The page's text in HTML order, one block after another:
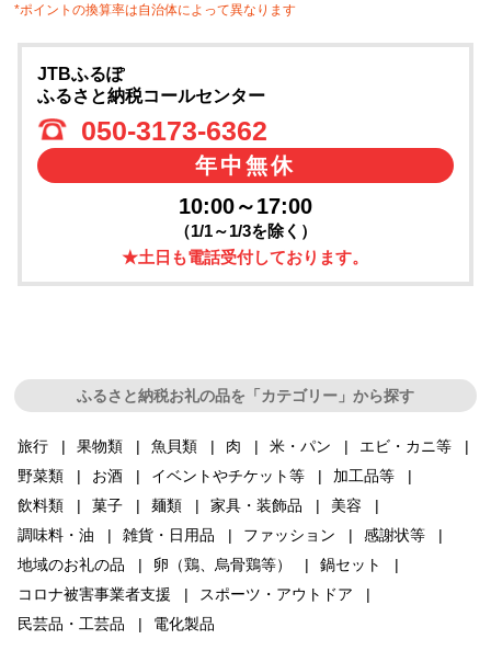
*ポイントの換算率は自治体によって異なります
JTBふるぽ
ふるさと納税コールセンター
050-3173-6362
年中無休
10:00～17:00
（1/1～1/3を除く）
★土日も電話受付しております。
ふるさと納税お礼の品を「カテゴリー」から探す
旅行 果物類 魚貝類 肉 米・パン
エビ・カニ等
野菜類
お酒 イベントやチケット等
加工品等
飲料類
菓子 麺類 家具・装飾品
美容
調味料・油
雑貨・日用品 ファッション
感謝状等
地域のお礼の品
卵（鶏、烏骨鶏等）
鍋セット
コロナ被害事業者支援
スポーツ・アウトドア
民芸品・工芸品
電化製品